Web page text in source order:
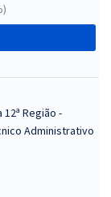
Região -
Administrativo